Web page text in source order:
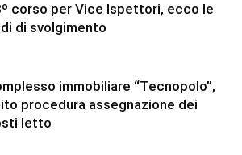
corso per Vice Ispettori, ecco le
di svolgimento
immobiliare “Tecnopolo”,
procedura assegnazione dei
letto